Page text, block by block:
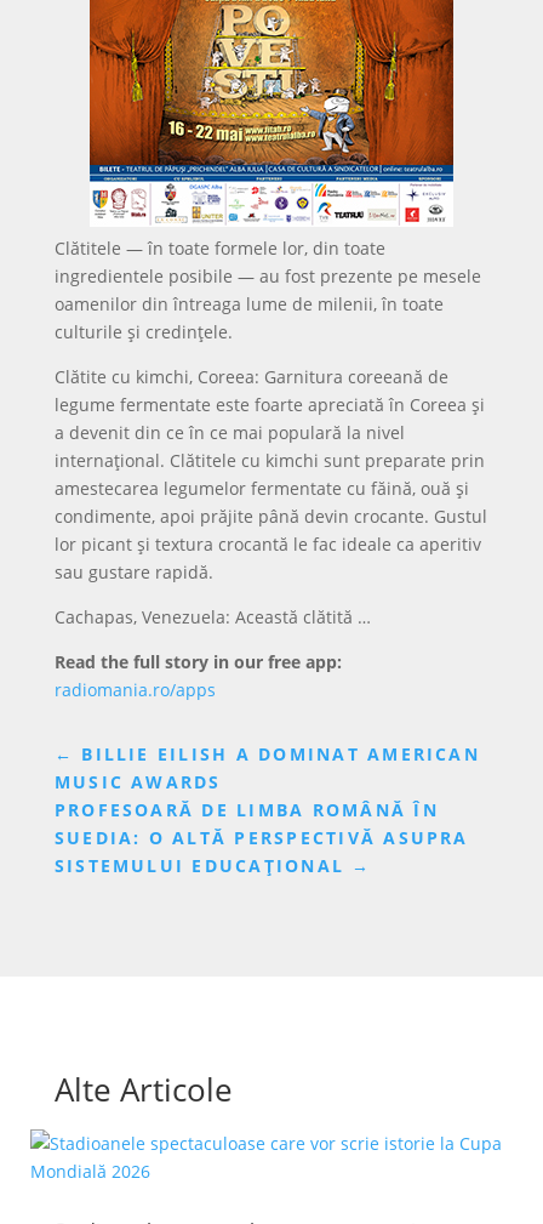
Clătitele — în toate formele lor, din toate
ingredientele posibile — au fost prezente pe mesele
oamenilor din întreaga lume de milenii, în toate
culturile și credințele.
Clătite cu kimchi, Coreea: Garnitura coreeană de
legume fermentate este foarte apreciată în Coreea și
a devenit din ce în ce mai populară la nivel
internațional. Clătitele cu kimchi sunt preparate prin
amestecarea legumelor fermentate cu făină, ouă și
condimente, apoi prăjite până devin crocante. Gustul
lor picant și textura crocantă le fac ideale ca aperitiv
sau gustare rapidă.
Cachapas, Venezuela: Această clătită …
Read the full story in our free app:
radiomania.ro/apps
← BILLIE EILISH A DOMINAT AMERICAN
MUSIC AWARDS
PROFESOARĂ DE LIMBA ROMÂNĂ ÎN
SUEDIA: O ALTĂ PERSPECTIVĂ ASUPRA
SISTEMULUI EDUCAȚIONAL →
Alte Articole